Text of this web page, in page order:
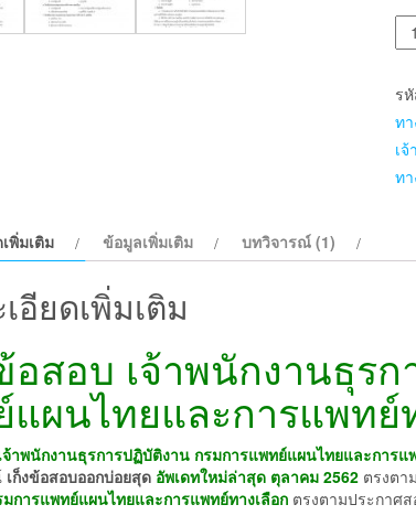
จ
แ
พ
ธุ
ไทย
แล
กา
ทา
เลื
ร
ทา
เ
ทา
พิ่มเติม ข้อมูลเพิ่มเติม บทวิจารณ์ (1)
อียดเพิ่มเติม
สอบ เจ้าพนักงานธุร
ผนไทยและการแพทย์
าพนักงานธุรการปฏิบัติงาน กรมการแพทย์แผนไทยและการแ
เก็งข้อสอบออกบ่อยสุด อัพเดทใหม่ล่าสุด ตุลาคม 2562 ตรงตา
การแพทย์แผนไทยและการแพทย์ทางเลือก ตรงตามประกาศ